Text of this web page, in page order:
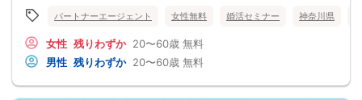
パートナーエージェント 女性無料 婚活セミナー 神奈川県
女性 残りわずか 20〜60歳 無料
男性 残りわずか 20〜60歳 無料